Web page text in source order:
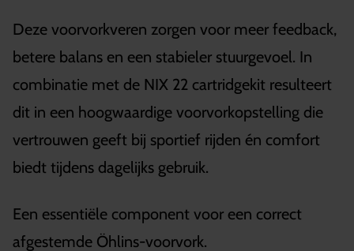
Deze voorvorkveren zorgen voor meer feedback,
betere balans en een stabieler stuurgevoel. In
combinatie met de NIX 22 cartridgekit resulteert
dit in een hoogwaardige voorvorkopstelling die
vertrouwen geeft bij sportief rijden én comfort
biedt tijdens dagelijks gebruik.
Een essentiële component voor een correct
afgestemde Öhlins-voorvork.